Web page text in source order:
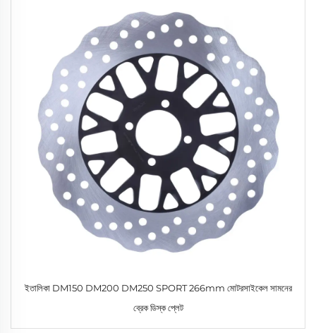
ইতালিকা DM150 DM200 DM250 SPORT 266mm মোটরসাইকেল সামনের
ব্রেক ডিস্ক প্লেট